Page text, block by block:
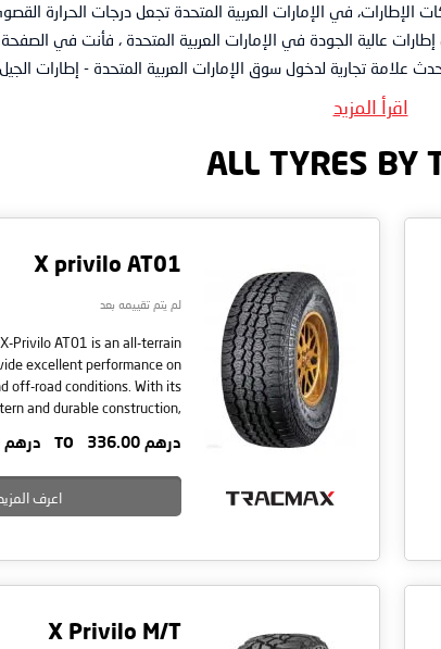
في الإمارات العربية المتحدة تجعل درجات الحرارة
عالية الجودة في الإمارات العربية المتحدة ، فأنت في الصفحة
علامة تجارية لدخول سوق الإمارات العربية المتحدة - إطارات الجيل.
اقرأ المزيد
ALL TYRES BY
X privilo AT01
لم يتم تقييمه بعد
Privilo AT01 is an all-terrain
excellent performance on
off-road conditions. With its
and durable construction,
any terrain with confidence.
درهم 336.00 درهم 336.00
اعرف
X Privilo M/T